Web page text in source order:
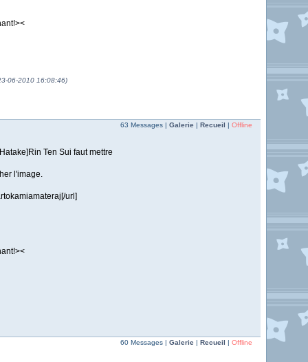
06-2010 16:08:46)
63 Messages | Galerie | Recueil | Offline
Ten Sui faut mettre
l'image.
url]
60 Messages | Galerie | Recueil | Offline